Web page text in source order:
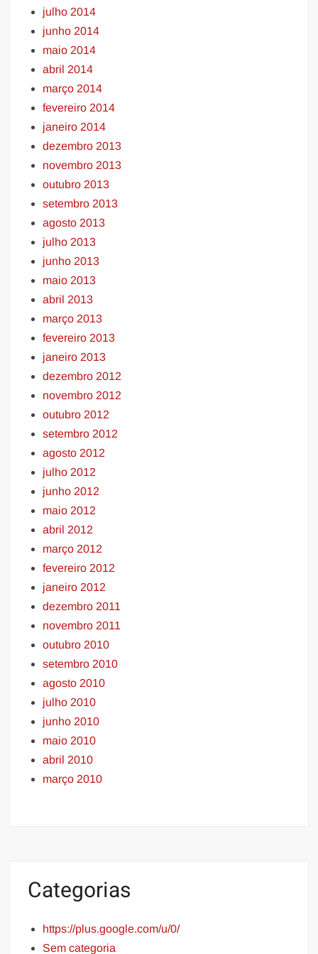
julho 2014
junho 2014
maio 2014
abril 2014
março 2014
fevereiro 2014
janeiro 2014
dezembro 2013
novembro 2013
outubro 2013
setembro 2013
agosto 2013
julho 2013
junho 2013
maio 2013
abril 2013
março 2013
fevereiro 2013
janeiro 2013
dezembro 2012
novembro 2012
outubro 2012
setembro 2012
agosto 2012
julho 2012
junho 2012
maio 2012
abril 2012
março 2012
fevereiro 2012
janeiro 2012
dezembro 2011
novembro 2011
outubro 2010
setembro 2010
agosto 2010
julho 2010
junho 2010
maio 2010
abril 2010
março 2010
Categorias
https://plus.google.com/u/0/
Sem categoria